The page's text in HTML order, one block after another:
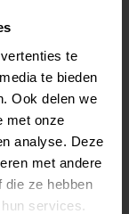
te
te bieden
Ook delen we
met onze
analyse. Deze
met andere
die ze hebben
services.